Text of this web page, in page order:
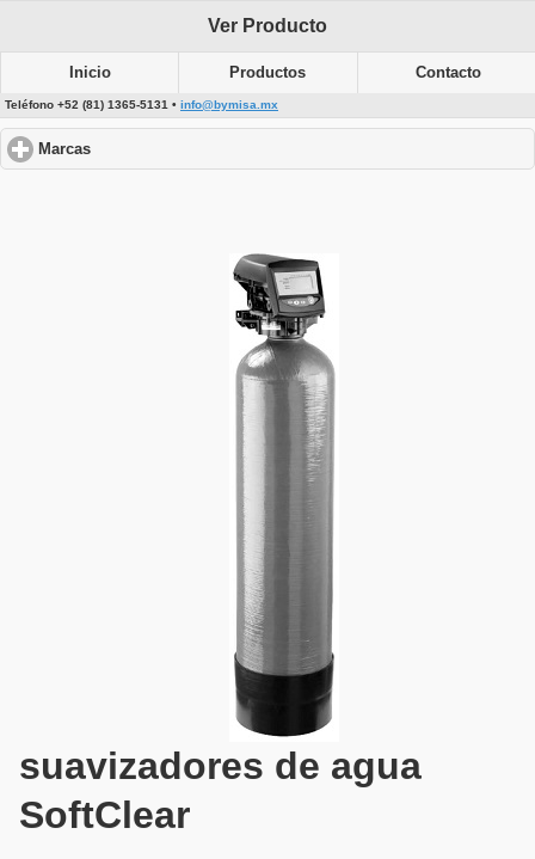
Ver Producto
Inicio Productos Contacto
Teléfono +52 (81) 1365-5131 • info@bymisa.mx
Marcas
suavizadores de agua
SoftClear